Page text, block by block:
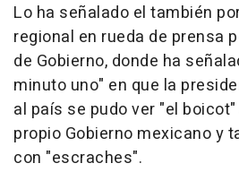
Lo ha señalado el también
regional en rueda de prensa
de Gobierno, donde ha
minuto uno" en que la
al país se pudo ver "el
propio Gobierno mexicano y
con "escraches".